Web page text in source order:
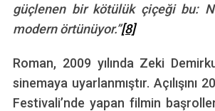
güçlenen bir kötülük çiçeği bu:
modern örtünüyor.”[8]
Roman, 2009 yılında Zeki
sinemaya uyarlanmıştır. Açılışını
Festivali’nde yapan filmin